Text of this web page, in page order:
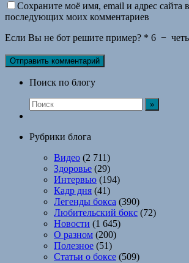
Сохраните моё имя, email и адрес сайта
последующих моих комментариев
Если Вы не бот решите пример? * 6 −
Поиск по блогу
Рубрики блога
Видео (2 711)
Здоровье (29)
Интервью (194)
Кадр дня (41)
Легенды бокса (390)
Любительский бокс (72)
Новости (1 645)
О разном (200)
Полезное (51)
Статьи о боксе (509)